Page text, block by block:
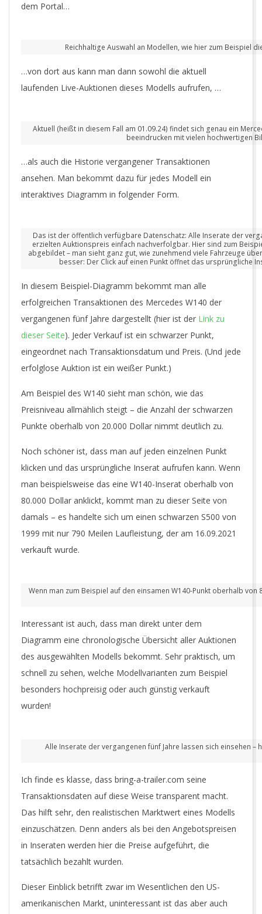
dem Portal…
Reichhaltige Auswahl an Modellen, wie hier zum Beispiel
…von dort aus kann man dann sowohl die aktuell
laufenden Live-Auktionen dieses Modells aufrufen, …
Aktuell (heißt in diesem Fall am 01.09.24) findet sich genau ein
beeindrucken mit vielen hochwertigen
…als auch die Historie vergangener Transaktionen
ansehen. Man bekommt dazu für jedes Modell ein
interaktives Diagramm in folgender Form.
Das ist der öffentlich verfügbare Datenschatz: Alle Inserate der
erzielten Auktionspreis einfach nachverfolgbar. Hier sind zum
abgebildet – man sieht ganz gut, wie zunehmend viele Fahrzeuge
besser: Der Click auf einen Punkt öffnet das ursprüngliche
In diesem Beispiel-Diagramm bekommt man alle
erfolgreichen Transaktionen des Mercedes W140 der
vergangenen fünf Jahre dargestellt (hier ist der Link zu
dieser Seite). Jeder Verkauf ist ein schwarzer Punkt,
eingeordnet nach Transaktionsdatum und Preis. (Und jede
erfolglose Auktion ist ein weißer Punkt.)
Am Beispiel des W140 sieht man schön, wie das
Preisniveau allmählich steigt – die Anzahl der schwarzen
Punkte oberhalb von 20.000 Dollar nimmt deutlich zu.
Noch schöner ist, dass man auf jeden einzelnen Punkt
klicken und das ursprüngliche Inserat aufrufen kann. Wenn
man beispielsweise das eine W140-Inserat oberhalb von
80.000 Dollar anklickt, kommt man zu dieser Seite von
damals – es handelte sich um einen schwarzen S500 von
1999 mit nur 790 Meilen Laufleistung, der am 16.09.2021
verkauft wurde.
Wenn man zum Beispiel auf den einsamen W140-Punkt oberhalb
Interessant ist auch, dass man direkt unter dem
Diagramm eine chronologische Übersicht aller Auktionen
des ausgewählten Modells bekommt. Sehr praktisch, um
schnell zu sehen, welche Modellvarianten zum Beispiel
besonders hochpreisig oder auch günstig verkauft
wurden!
Alle Inserate der vergangenen fünf Jahre lassen sich einsehen
Ich finde es klasse, dass bring-a-trailer.com seine
Transaktionsdaten auf diese Weise transparent macht.
Das hilft sehr, den realistischen Marktwert eines Modells
einzuschätzen. Denn anders als bei den Angebotspreisen
in Inseraten werden hier die Preise aufgeführt, die
tatsächlich bezahlt wurden.
Dieser Einblick betrifft zwar im Wesentlichen den US-
amerikanischen Markt, uninteressant ist das aber auch